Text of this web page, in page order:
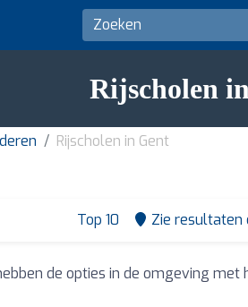
Rijscholen
Rijscholen in Gent
Top 10 Zie resultaten
de opties in de omgeving